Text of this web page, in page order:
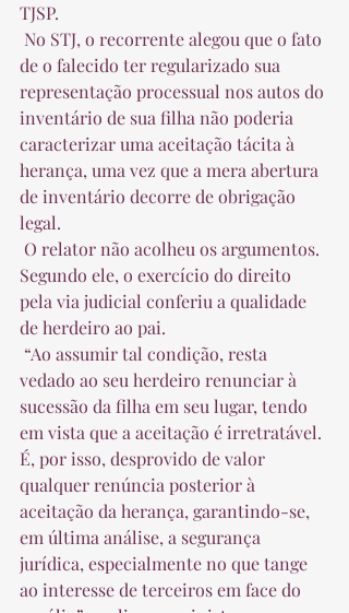
TJSP.
de o falecido ter regularizado sua
representação processual nos autos do
inventário de sua filha não poderia
caracterizar uma aceitação tácita à
herança, uma vez que a mera abertura
de inventário decorre de obrigação
legal.
Segundo ele, o exercício do direito
pela via judicial conferiu a qualidade
de herdeiro ao pai.
vedado ao seu herdeiro renunciar à
sucessão da filha em seu lugar, tendo
em vista que a aceitação é irretratável.
É, por isso, desprovido de valor
qualquer renúncia posterior à
aceitação da herança, garantindo-se,
em última análise, a segurança
jurídica, especialmente no que tange
ao interesse de terceiros em face do